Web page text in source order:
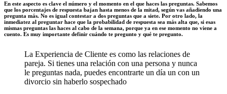
En este aspecto es clave el número y el momento en el que haces las preguntas. Sabemos
que los porcentajes de respuesta bajan hasta menos de la mitad, según vas añadiendo una
pregunta más. No es igual contestar a dos preguntas que a siete. Por otro lado, la
inmediatez al preguntar hace que la probabilidad de respuesta sea más alta que, si esas
mismas preguntas las haces al cabo de la semana, porque ya en ese momento no viene a
cuento. Es muy importante definir cuándo te pregunto y qué te pregunto.
La Experiencia de Cliente es como las relaciones de
pareja. Si tienes una relación con una persona y nunca
le preguntas nada, puedes encontrarte un día un con un
divorcio sin haberlo sospechado